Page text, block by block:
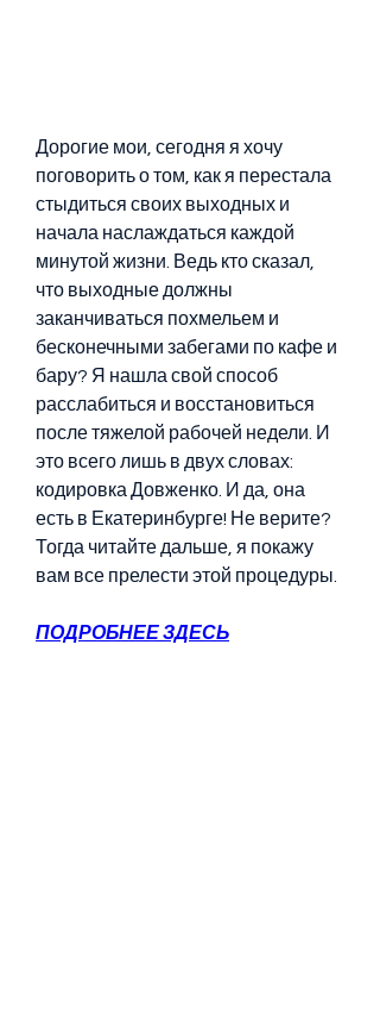
Дорогие мои, сегодня я хочу
поговорить о том, как я перестала
стыдиться своих выходных и
начала наслаждаться каждой
минутой жизни. Ведь кто сказал,
что выходные должны
заканчиваться похмельем и
бесконечными забегами по кафе и
бару? Я нашла свой способ
расслабиться и восстановиться
после тяжелой рабочей недели. И
это всего лишь в двух словах:
кодировка Довженко. И да, она
есть в Екатеринбурге! Не верите?
Тогда читайте дальше, я покажу
вам все прелести этой процедуры.
ПОДРОБНЕЕ ЗДЕСЬ